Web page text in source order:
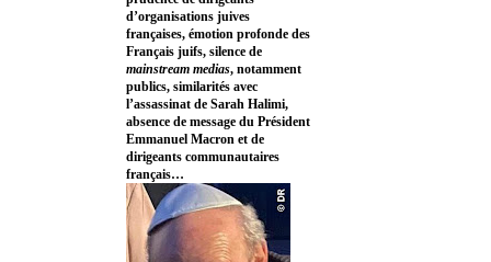
d’organisations juives
françaises, émotion profonde des
Français juifs, silence de
mainstream medias, notamment
publics, similarités avec
l’assassinat de Sarah Halimi,
absence de message du Président
Emmanuel Macron et de
dirigeants communautaires
français…